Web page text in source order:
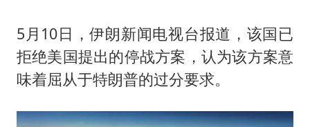
2025年小学教师减少13.19万
王艺迪无缘横滨赛决赛
上海大部迎大暴雨
5月10日，伊朗新闻电视台报道，该国已
拒绝美国提出的停战方案，认为该方案意
味着屈从于特朗普的过分要求。